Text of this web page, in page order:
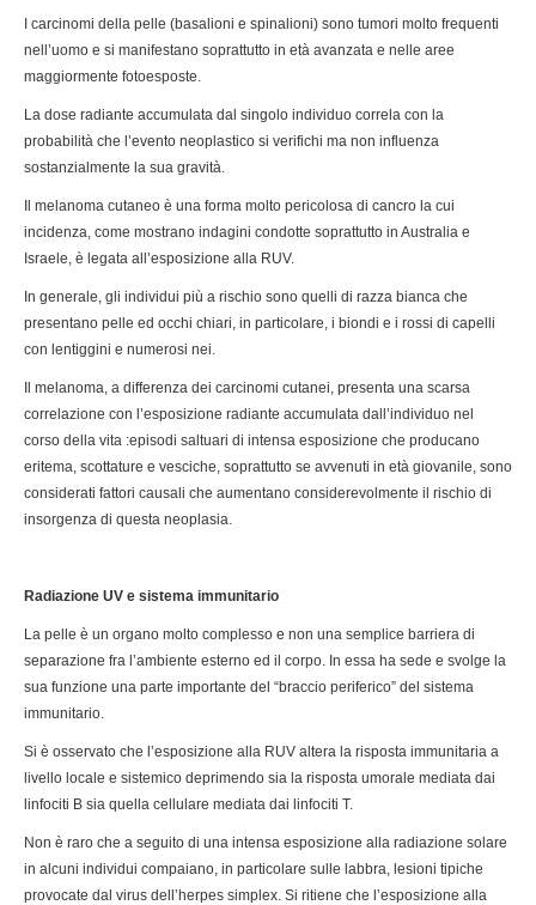
I carcinomi della pelle (basalioni e spinalioni) sono tumori molto frequenti
nell’uomo e si manifestano soprattutto in età avanzata e nelle aree
maggiormente fotoesposte.
La dose radiante accumulata dal singolo individuo correla con la
probabilità che l’evento neoplastico si verifichi ma non influenza
sostanzialmente la sua gravità.
Il melanoma cutaneo è una forma molto pericolosa di cancro la cui
incidenza, come mostrano indagini condotte soprattutto in Australia e
Israele, è legata all’esposizione alla RUV.
In generale, gli individui più a rischio sono quelli di razza bianca che
presentano pelle ed occhi chiari, in particolare, i biondi e i rossi di capelli
con lentiggini e numerosi nei.
Il melanoma, a differenza dei carcinomi cutanei, presenta una scarsa
correlazione con l’esposizione radiante accumulata dall’individuo nel
corso della vita :episodi saltuari di intensa esposizione che producano
eritema, scottature e vesciche, soprattutto se avvenuti in età giovanile, sono
considerati fattori causali che aumentano considerevolmente il rischio di
insorgenza di questa neoplasia.
Radiazione UV e sistema immunitario
La pelle è un organo molto complesso e non una semplice barriera di
separazione fra l’ambiente esterno ed il corpo. In essa ha sede e svolge la
sua funzione una parte importante del “braccio periferico” del sistema
immunitario.
Si è osservato che l’esposizione alla RUV altera la risposta immunitaria a
livello locale e sistemico deprimendo sia la risposta umorale mediata dai
linfociti B sia quella cellulare mediata dai linfociti T.
Non è raro che a seguito di una intensa esposizione alla radiazione solare
in alcuni individui compaiano, in particolare sulle labbra, lesioni tipiche
provocate dal virus dell’herpes simplex. Si ritiene che l’esposizione alla